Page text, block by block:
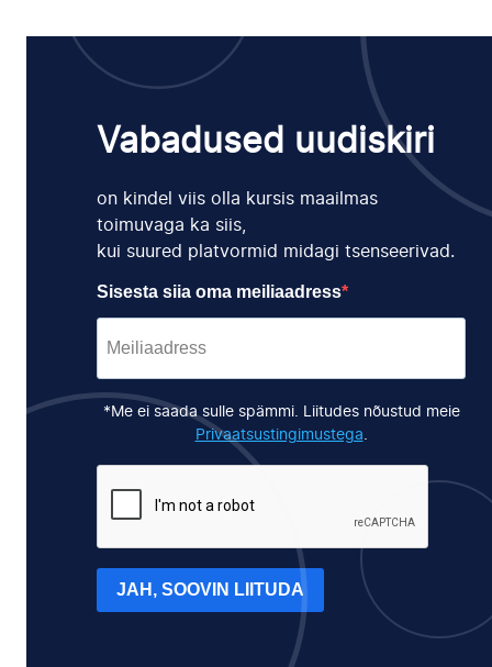
Vabadused uudiskiri
on kindel viis olla kursis maailmas
toimuvaga ka siis,
kui suured platvormid midagi tsenseerivad.
Sisesta siia oma meiliaadress
*Me ei saada sulle spämmi. Liitudes nõustud meie
Privaatsustingimustega
JAH, SOOVIN LIITUDA